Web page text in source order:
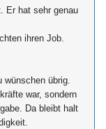
Er hat sehr genau
ihren Job.
wünschen übrig.
war, sondern
Da bleibt halt